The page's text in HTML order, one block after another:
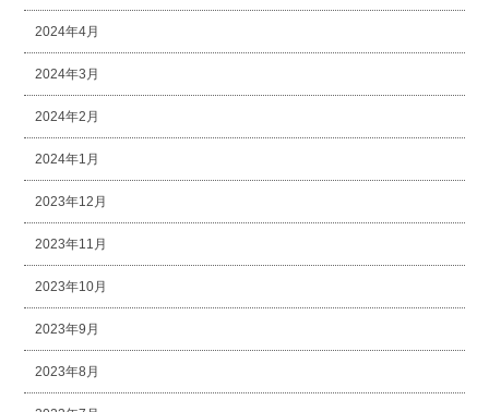
2024年4月
2024年3月
2024年2月
2024年1月
2023年12月
2023年11月
2023年10月
2023年9月
2023年8月